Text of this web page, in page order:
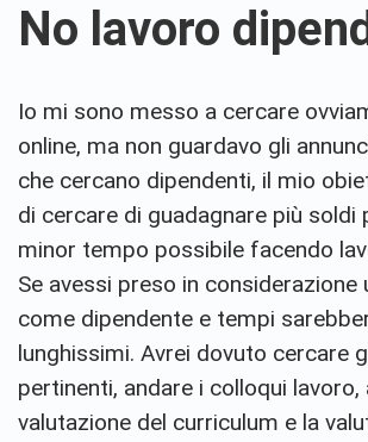
No lavoro
Io mi sono messo a cercare
online, ma non guardavo gli
che cercano dipendenti, il mio
di cercare di guadagnare più soldi
minor tempo possibile facendo
Se avessi preso in considerazione
come dipendente e tempi
lunghissimi. Avrei dovuto cercare
pertinenti, andare i colloqui
valutazione del curriculum e la